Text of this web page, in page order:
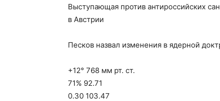
Выступающая против антироссийских
в Австрии
Песков назвал изменения в ядерной
+12° 768 мм рт. ст.
71% 92.71
0.30 103.47